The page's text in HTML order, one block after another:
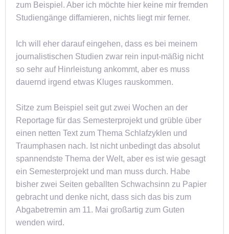
zum Beispiel. Aber ich möchte hier keine mir fremden
Studiengänge diffamieren, nichts liegt mir ferner.
Ich will eher darauf eingehen, dass es bei meinem
journalistischen Studien zwar rein input-mäßig nicht
so sehr auf Hinrleistung ankommt, aber es muss
dauernd irgend etwas Kluges rauskommen.
Sitze zum Beispiel seit gut zwei Wochen an der
Reportage für das Semesterprojekt und grüble über
einen netten Text zum Thema Schlafzyklen und
Traumphasen nach. Ist nicht unbedingt das absolut
spannendste Thema der Welt, aber es ist wie gesagt
ein Semesterprojekt und man muss durch. Habe
bisher zwei Seiten geballten Schwachsinn zu Papier
gebracht und denke nicht, dass sich das bis zum
Abgabetremin am 11. Mai großartig zum Guten
wenden wird.